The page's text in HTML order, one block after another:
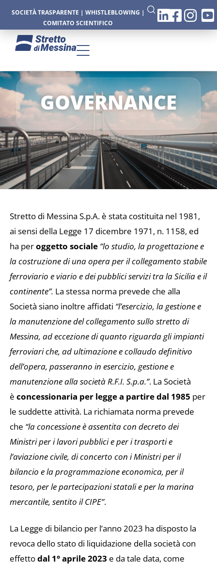
SOCIETÀ TRASPARENTE | WHISTLEBLOWING |
COMITATO SCIENTIFICO
GOVERNANCE
Stretto di Messina S.p.A. è stata costituita nel 1981,
ai sensi della Legge 17 dicembre 1971, n. 1158, ed
ha peroggetto sociale “lo studio, la progettazione e
la costruzione di una opera per il collegamento stabile
ferroviario e viario e dei pubblici servizi tra la Sicilia e il
continente”. La stessa norma prevede che alla
Società siano inoltre affidati “l’esercizio, la gestione e
la manutenzione del collegamento sullo stretto di
Messina, ad eccezione di quanto riguarda gli impianti
ferroviari che, ad ultimazione e collaudo definitivo
dell’opera, passeranno in esercizio, gestione e
manutenzione alla società R.F.I. S.p.a.”. La Società
è concessionaria per legge a partire dal 1985 per
le suddette attività. La richiamata norma prevede
che “la concessione è assentita con decreto dei
Ministri per i lavori pubblici e per i trasporti e
l’aviazione civile, di concerto con i Ministri per il
bilancio e la programmazione economica, per il
tesoro, per le partecipazioni statali e per la marina
mercantile, sentito il CIPE”.
La Legge di bilancio per l’anno 2023 ha disposto la
revoca dello stato di liquidazione della società con
effettodal 1° aprile 2023 e da tale data, come